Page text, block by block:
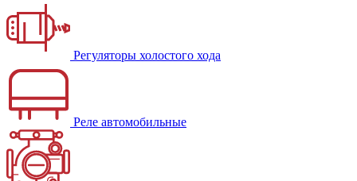
Регуляторы холостого хода
Реле автомобильные